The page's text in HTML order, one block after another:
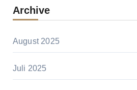
Archive
August 2025
Juli 2025